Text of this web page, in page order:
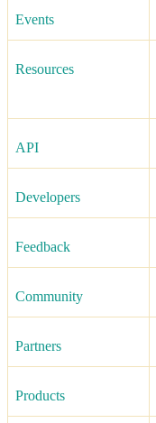
Events
Resources
API
Developers
Feedback
Community
Partners
Products